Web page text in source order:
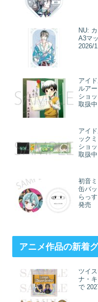
NU:
A3マ
2026/
アイ
ルア
ショ
取扱中
アイ
ック
ショ
取扱中
初音
缶バ
らっ
発売
アニメ作品の新着
ツイ
ナ・
で